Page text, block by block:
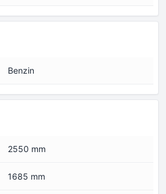
Benzin
2550 mm
1685 mm